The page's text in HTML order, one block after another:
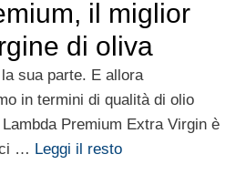
il miglior
di oliva
sua parte. E allora
in termini di qualità di olio
Premium Extra Virgin è
… Leggi il resto